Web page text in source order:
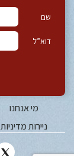
שם
דוא”ל
מי אנחנו
ניירות מדיניות